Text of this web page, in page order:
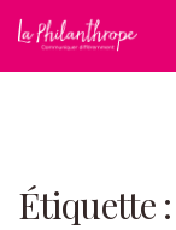
Étiquette :